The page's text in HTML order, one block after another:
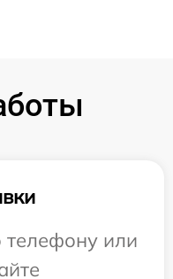
телефону или